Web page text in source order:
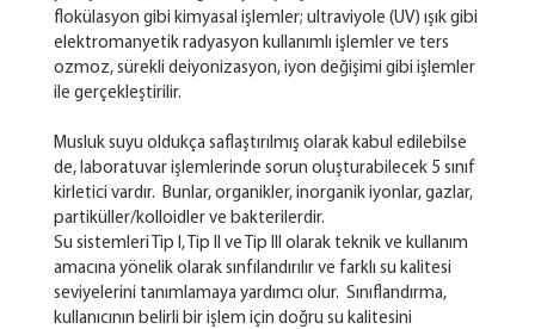
flokülasyon gibi kimyasal işlemler; ultraviyole (UV) ışık gibi
elektromanyetik radyasyon kullanımlı işlemler ve ters
ozmoz, sürekli deiyonizasyon, iyon değişimi gibi işlemler
ile gerçekleştirilir.
Musluk suyu oldukça saflaştırılmış olarak kabul edilebilse
de, laboratuvar işlemlerinde sorun oluşturabilecek 5 sınıf
kirletici vardır. Bunlar, organikler, inorganik iyonlar, gazlar,
partiküller/kolloidler ve bakterilerdir.
Su sistemleri Tip I, Tip II ve Tip III olarak teknik ve kullanım
amacına yönelik olarak sınfılandırılır ve farklı su kalitesi
seviyelerini tanımlamaya yardımcı olur. Sınıflandırma,
kullanıcının belirli bir işlem için doğru su kalitesini